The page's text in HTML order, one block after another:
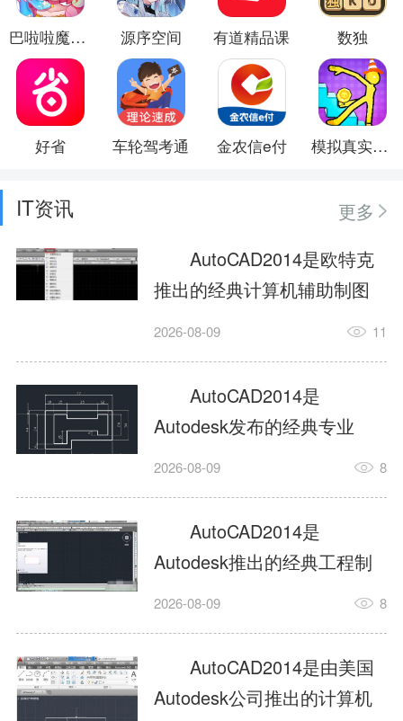
巴啦啦魔法水晶鞋 源序空间 有道精品课 数独
好省 车轮驾考通 金农信e付 模拟真实寻宝
IT资讯
更多
AutoCAD2014是欧特克
推出的经典计算机辅助制图
工具，主打稳定2D施工图绘
行业工程设计。版本新增图
纸标签页、实景地理地图、
协同设计交流模块，优化命
令行智能纠错与图层批量管
理，支持Win8触屏操作、点
云扫描数据导入，兼容各类
DWG图纸格式，文件互通...
2026-08-09 11
AutoCAD2014是
Autodesk发布的经典专业
CAD制图设计软件，是工程
绘图工具。软件专注精准二
维绘图、图纸编辑、参数化
设计及基础三维建模，广泛
应用于建筑设计、机械制
造、土木工程、室内设计等
多个行业。软件优化绘图流
畅度与文件兼容性，支持参
2026-08-09 8
AutoCAD2014是
Autodesk推出的经典工程制
图设计软件，主打高效精准
建模作业，适配建筑、机
械、市政、室内设计等多行
业场景。软件优化运行机制
2026-08-09 8
AutoCAD2014是由美国
Autodesk公司推出的计算机